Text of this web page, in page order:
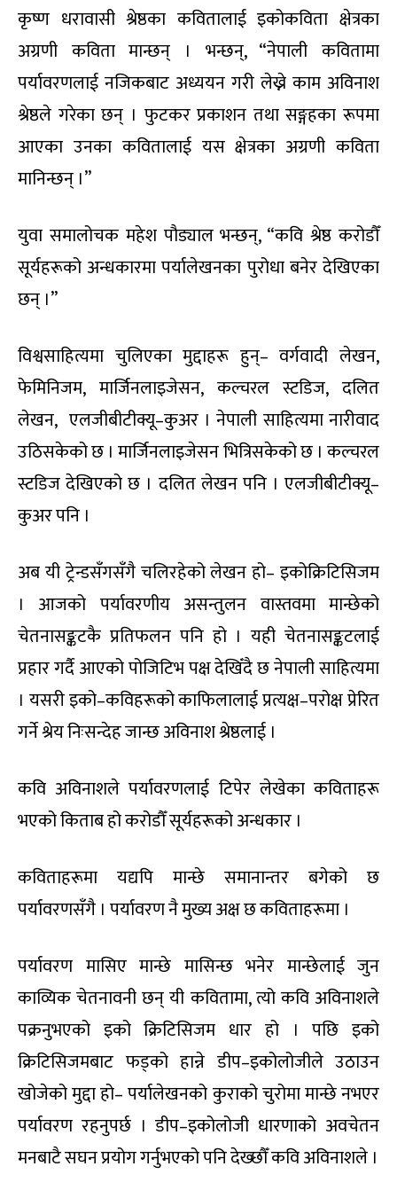
कृष्ण धरावासी श्रेष्ठका कवितालाई इकोकविता क्षेत्रका
अग्रणी कविता मान्छन् । भन्छन्, “नेपाली कवितामा
पर्यावरणलाई नजिकबाट अध्ययन गरी लेख्ने काम अविनाश
श्रेष्ठले गरेका छन् । फुटकर प्रकाशन तथा सङ्गहका रूपमा
आएका उनका कवितालाई यस क्षेत्रका अग्रणी कविता
मानिन्छन् ।”
युवा समालोचक महेश पौड्याल भन्छन्, “कवि श्रेष्ठ करोडौँ
सूर्यहरूको अन्धकारमा पर्यालेखनका पुरोधा बनेर देखिएका
छन् ।”
विश्वसाहित्यमा चुलिएका मुद्दाहरू हुन्– वर्गवादी लेखन,
फेमिनिजम, मार्जिनलाइजेसन, कल्चरल स्टडिज, दलित
लेखन, एलजीबीटीक्यू–कुअर । नेपाली साहित्यमा नारीवाद
उठिसकेको छ । मार्जिनलाइजेसन भित्रिसकेको छ । कल्चरल
स्टडिज देखिएको छ । दलित लेखन पनि । एलजीबीटीक्यू–
कुअर पनि ।
अब यी ट्रेन्डसँगसँगै चलिरहेको लेखन हो– इकोक्रिटिसिजम
। आजको पर्यावरणीय असन्तुलन वास्तवमा मान्छेको
चेतनासङ्कटकै प्रतिफलन पनि हो । यही चेतनासङ्कटलाई
प्रहार गर्दै आएको पोजिटिभ पक्ष देखिँदै छ नेपाली साहित्यमा
। यसरी इको–कविहरूको काफिलालाई प्रत्यक्ष–परोक्ष प्रेरित
गर्ने श्रेय निःसन्देह जान्छ अविनाश श्रेष्ठलाई ।
कवि अविनाशले पर्यावरणलाई टिपेर लेखेका कविताहरू
भएको किताब हो करोडौँ सूर्यहरूको अन्धकार ।
कविताहरूमा यद्यपि मान्छे समानान्तर बगेको छ
पर्यावरणसँगै । पर्यावरण नै मुख्य अक्ष छ कविताहरूमा ।
पर्यावरण मासिए मान्छे मासिन्छ भनेर मान्छेलाई जुन
काव्यिक चेतनावनी छन् यी कवितामा, त्यो कवि अविनाशले
पक्रनुभएको इको क्रिटिसिजम धार हो । पछि इको
क्रिटिसिजमबाट फड्को हान्ने डीप–इकोलोजीले उठाउन
खोजेको मुद्दा हो– पर्यालेखनको कुराको चुरोमा मान्छे नभएर
पर्यावरण रहनुपर्छ । डीप–इकोलोजी धारणाको अवचेतन
मनबाटै सघन प्रयोग गर्नुभएको पनि देख्छौँ कवि अविनाशले ।